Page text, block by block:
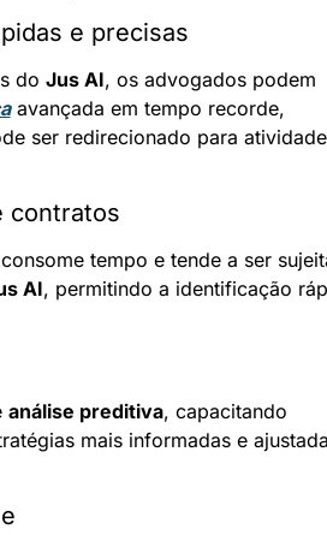
e precisas
do Jus AI, os advogados podem
avançada em tempo recorde,
ser redirecionado para
contratos
tempo e tende a ser
AI, permitindo a identificação
análise preditiva, capacitando
mais informadas e